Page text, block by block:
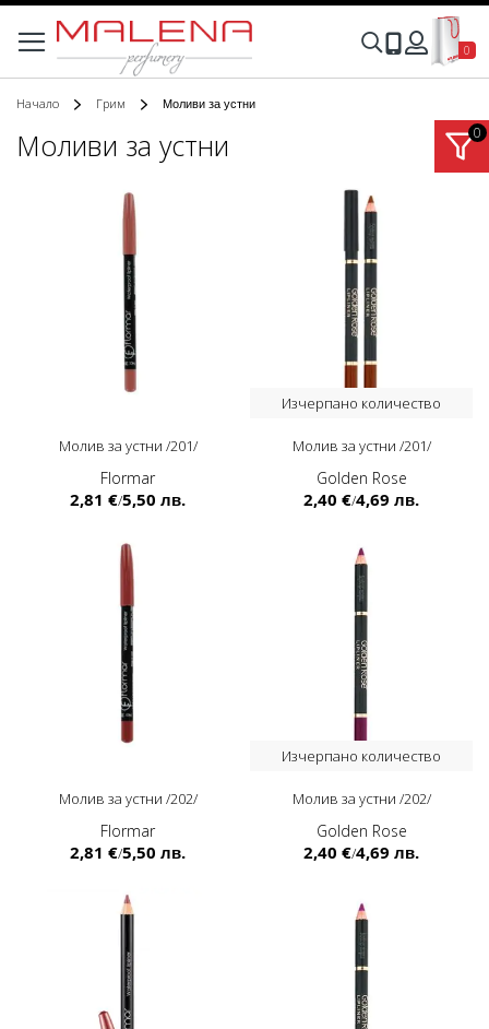
Търсене
Вход
Моята
0
Начало Грим Моливи за устни
Моливи за устни
Молив за устни /201/
Flormar
2,81 €/5,50 лв.
Изчерпано количество
Молив за устни /201/
Golden Rose
2,40 €/4,69 лв.
Молив за устни /202/
Flormar
2,81 €/5,50 лв.
Изчерпано количество
Молив за устни /202/
Golden Rose
2,40 €/4,69 лв.